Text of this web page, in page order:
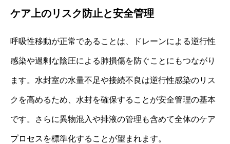
ケア上のリスク防止と安全管理
呼吸性移動が正常であることは、ドレーンによる逆行性
感染や過剰な陰圧による肺損傷を防ぐことにもつながり
ます。水封室の水量不足や接続不良は逆行性感染のリス
クを高めるため、水封を確保することが安全管理の基本
です。さらに異物混入や排液の管理も含めて全体のケア
プロセスを標準化することが望まれます。